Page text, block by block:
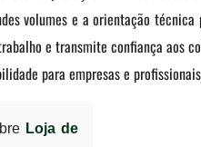
volumes e a orientação
e transmite confiança aos
para empresas e
Loja de